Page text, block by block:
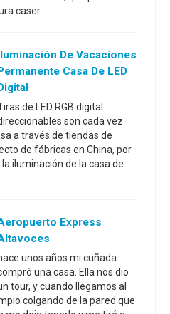
caser
De Vacaciones
Casa De LED
de LED RGB digital
son cada vez
a través de tiendas de
de fábricas en China, por
iluminación de la casa de
Express
unos años mi cuñada
una casa. Ella nos dio
tour, y cuando llegamos al
colgando de la pared que